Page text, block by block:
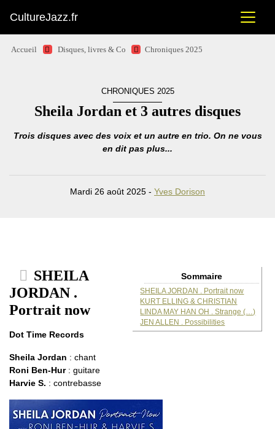
CultureJazz.fr
Accueil Disques, livres & Co Chroniques 2025
CHRONIQUES 2025
Sheila Jordan et 3 autres disques
Trois disques avec des voix et un autre en trio. On ne vous
en dit pas plus...
Mardi 26 août 2025 - Yves Dorison
Sommaire
SHEILA JORDAN . Portrait now
KURT ELLING & CHRISTIAN
LINDA MAY HAN OH . Strange (…)
JEN ALLEN . Possibilities
SHEILA
JORDAN .
Portrait now
Dot Time Records
Sheila Jordan : chant
Roni Ben-Hur: guitare
Harvie S. : contrebasse